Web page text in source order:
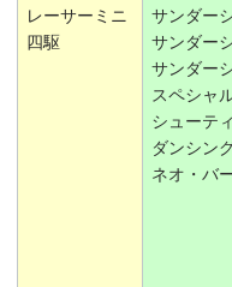
レーサーミニ
四駆
サンダー
サンダー
サンダー
スペシャ
シューテ
ダンシン
ネオ・バ